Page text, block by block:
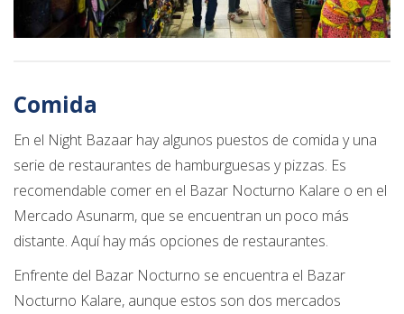
Comida
En el Night Bazaar hay algunos puestos de comida y una
serie de restaurantes de hamburguesas y pizzas. Es
recomendable comer en el Bazar Nocturno Kalare o en el
Mercado Asunarm, que se encuentran un poco más
distante. Aquí hay más opciones de restaurantes.
Enfrente del Bazar Nocturno se encuentra el Bazar
Nocturno Kalare, aunque estos son dos mercados